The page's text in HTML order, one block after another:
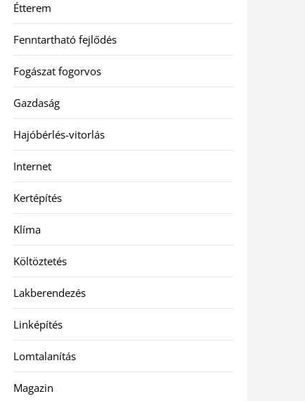
Étterem
Fenntartható fejlődés
Fogászat fogorvos
Gazdaság
Hajóbérlés-vitorlás
Internet
Kertépítés
Klíma
Költöztetés
Lakberendezés
Linképítés
Lomtalanítás
Magazin